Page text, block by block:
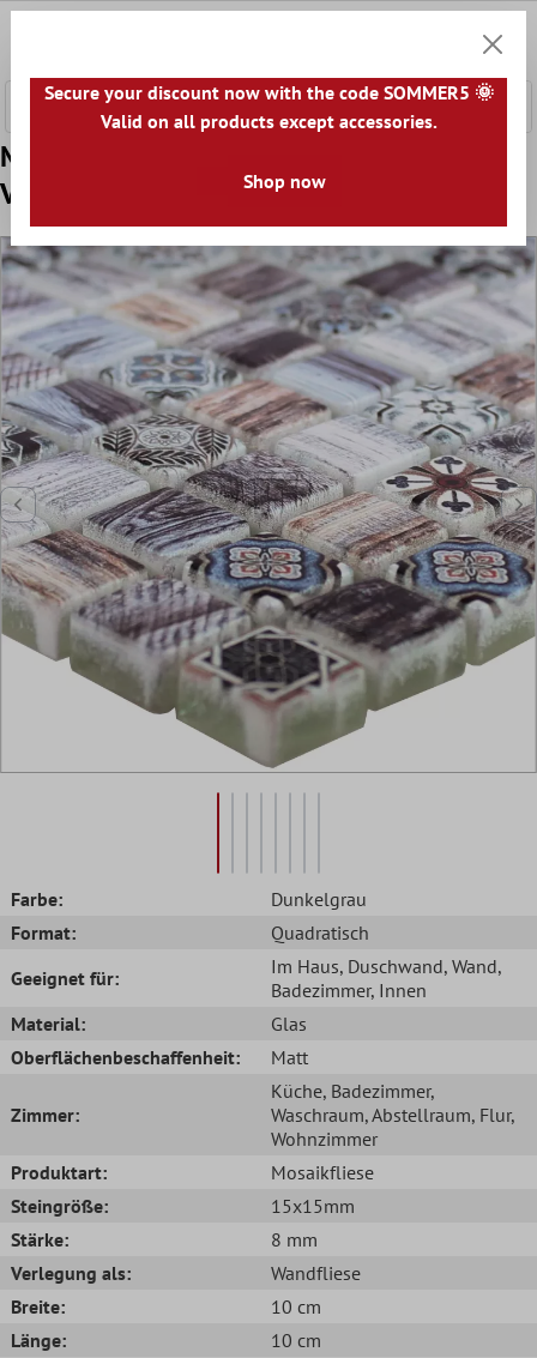
Muster von Glasmosaik Holzoptik Fliesen
Vision Dunkelgrau
Farbe:
Dunkelgrau
Format:
Quadratisch
Geeignet für:
Im Haus, Duschwand, Wand,
Badezimmer, Innen
Material:
Glas
Oberflächenbeschaffenheit:
Matt
Zimmer:
Küche, Badezimmer,
Waschraum, Abstellraum, Flur,
Wohnzimmer
Produktart:
Mosaikfliese
Steingröße:
15x15mm
Stärke:
8 mm
Verlegung als:
Wandfliese
Breite:
10 cm
Länge:
10 cm
Secure your discount now with the code SOMMER5 🌞
Valid on all products except accessories.
Shop now